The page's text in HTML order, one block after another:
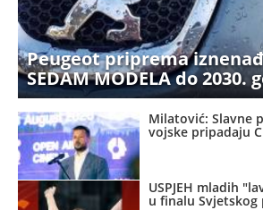
Peugeot priprema
SEDAM MODELA do 2030.
Milatović: Slavne
vojske pripadaju
USPJEH mladih
u finalu Svjetskog